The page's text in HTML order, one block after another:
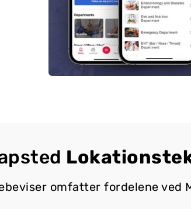
omfatter fordelene ved